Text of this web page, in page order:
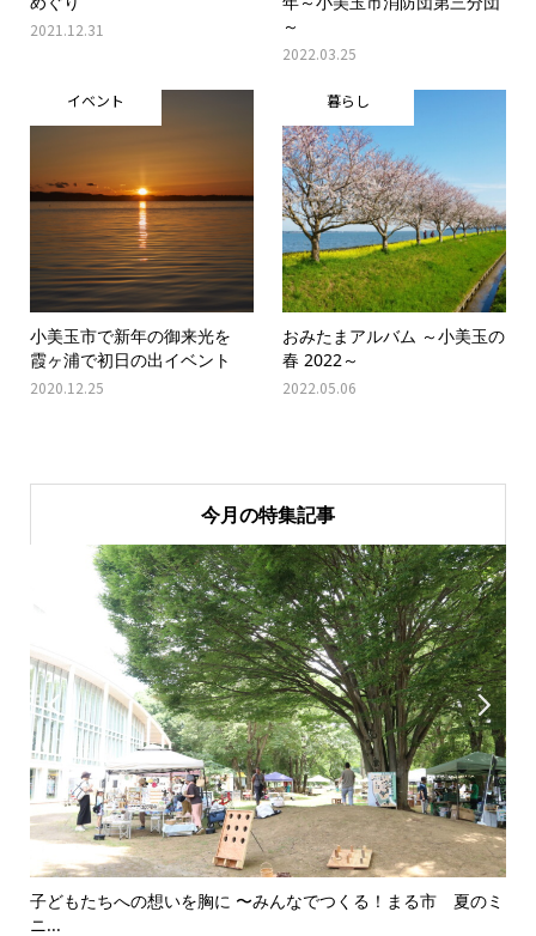
2021.12.31
～
2022.03.25
イベント
小美玉市で新年の御来光を
霞ヶ浦で初日の出イベント
2020.12.25
暮らし
おみたまアルバム ～小美玉の
春 2022～
2022.05.06
今月の特集記事

子どもたちへの想いを胸に 〜みんなでつくる！まる市 夏のミ
ニ...
